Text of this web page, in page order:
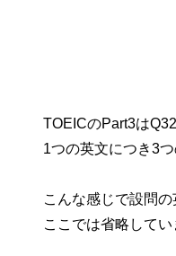
TOEICのPart3は
1つの英文につき3
こんな感じで設問
ここでは省略して